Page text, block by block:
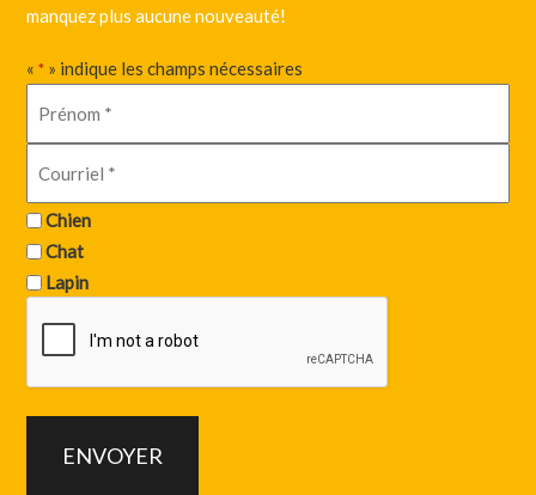
manquez plus aucune nouveauté!
«* » indique les champs nécessaires
Chien
Chat
Lapin